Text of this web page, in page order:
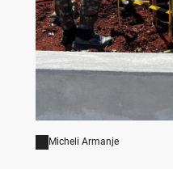
Micheli Armanje